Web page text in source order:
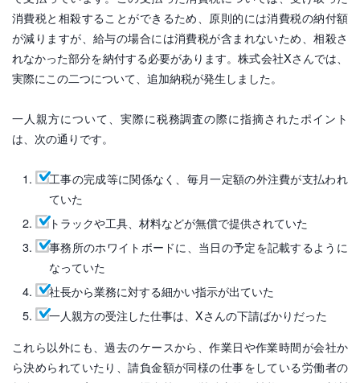
消費税と相殺することができるため、原則的には消費税の納付額
が減りますが、給与の場合には消費税が含まれないため、相殺さ
れなかった部分を納付する必要があります。株式会社Xさんでは、
実際にこの二つについて、追加納税が発生しました。
一人親方について、実際に税務調査の際に指摘されたポイント
は、次の通りです。
工事の完成等に関係なく、毎月一定額の外注費が支払われ
ていた
トラックや工具、材料などが無償で提供されていた
事務所のホワイトボードに、当日の予定を記載するように
なっていた
社長から業務に対する細かい指示が出ていた
一人親方の受注した仕事は、Xさんの下請ばかりだった
これら以外にも、過去のケースから、作業日や作業時間が会社か
ら決められていたり、請負金額が同様の仕事をしている労働者の